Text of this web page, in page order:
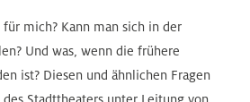
mich? Kann man sich in der
Und was, wenn die frühere
ist? Diesen und ähnlichen Fragen